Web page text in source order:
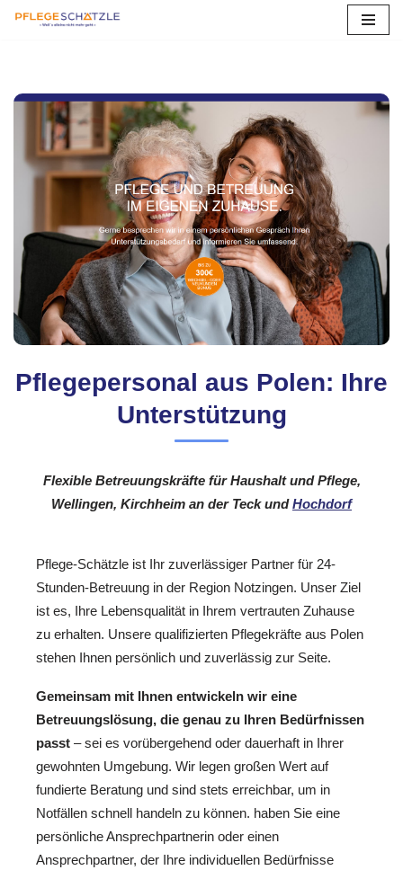
springen
Pflegepersonal aus Polen: Ihre
Unterstützung
Flexible Betreuungskräfte für Haushalt und Pflege,
Wellingen, Kirchheim an der Teck undHochdorf
Pflege-Schätzle ist Ihr zuverlässiger Partner für 24-
Stunden-Betreuung in der Region Notzingen. Unser Ziel
ist es, Ihre Lebensqualität in Ihrem vertrauten Zuhause
zu erhalten. Unsere qualifizierten Pflegekräfte aus Polen
stehen Ihnen persönlich und zuverlässig zur Seite.
Gemeinsam mit Ihnen entwickeln wir eine
Betreuungslösung, die genau zu Ihren Bedürfnissen
passt – sei es vorübergehend oder dauerhaft in Ihrer
gewohnten Umgebung. Wir legen großen Wert auf
fundierte Beratung und sind stets erreichbar, um in
Notfällen schnell handeln zu können. haben Sie eine
persönliche Ansprechpartnerin oder einen
Ansprechpartner, der Ihre individuellen Bedürfnisse